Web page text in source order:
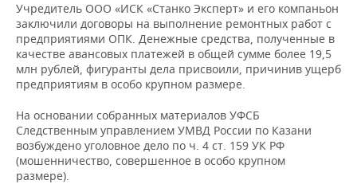
ВОЛЕЙБОЛ
КИБЕРСПОРТ
ФИГУРНОЕ КАТАНИЕ
ВОДНЫЕ ВИДЫ СПОРТА
ХОККЕЙ С МЯЧОМ
ИСТОРИЯ
КУЛЬТУРА
МЕДИЦИНА
ОБРАЗОВАНИЕ
ПРОИСШЕСТВИЯ
СПИСОК ПЕРСОН
СПИСОК КОМПАНИЙ
ПОЛНАЯ ВЕРСИЯ
Учредитель ООО «ИСК «Станко Эксперт» и его компаньон
заключили договоры на выполнение ремонтных работ с
предприятиями ОПК. Денежные средства, полученные в
качестве авансовых платежей в общей сумме более 19,5
млн рублей, фигуранты дела присвоили, причинив ущерб
предприятиям в особо крупном размере.
На основании собранных материалов УФСБ
Следственным управлением УМВД России по Казани
возбуждено уголовное дело по ч. 4 ст. 159 УК РФ
(мошенничество, совершенное в особо крупном
размере).